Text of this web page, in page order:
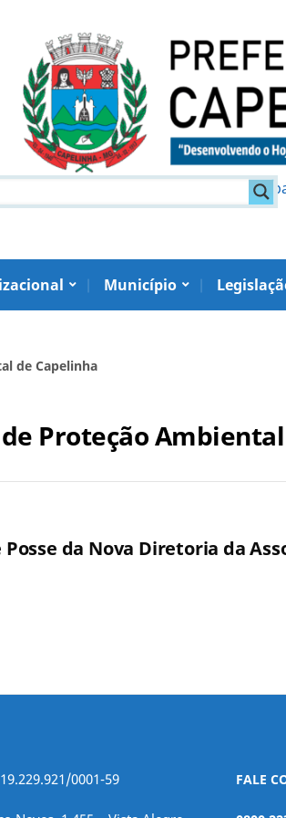
Município
de Capelinha
Proteção
da Nova Diretoria da
19.229.921/0001-59 FALE